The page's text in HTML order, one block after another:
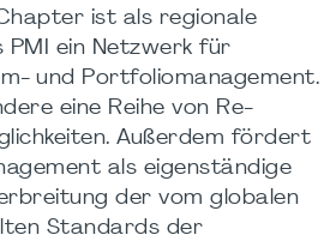
ist als regionale
PMI ein Netzwerk für
und Portfoliomanagement.
eine Reihe von Re-
Außerdem fördert
als eigenständige
der vom globalen
Standards der